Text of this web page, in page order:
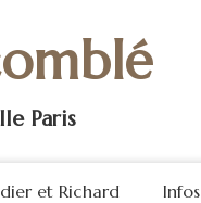
Paris
et Richard